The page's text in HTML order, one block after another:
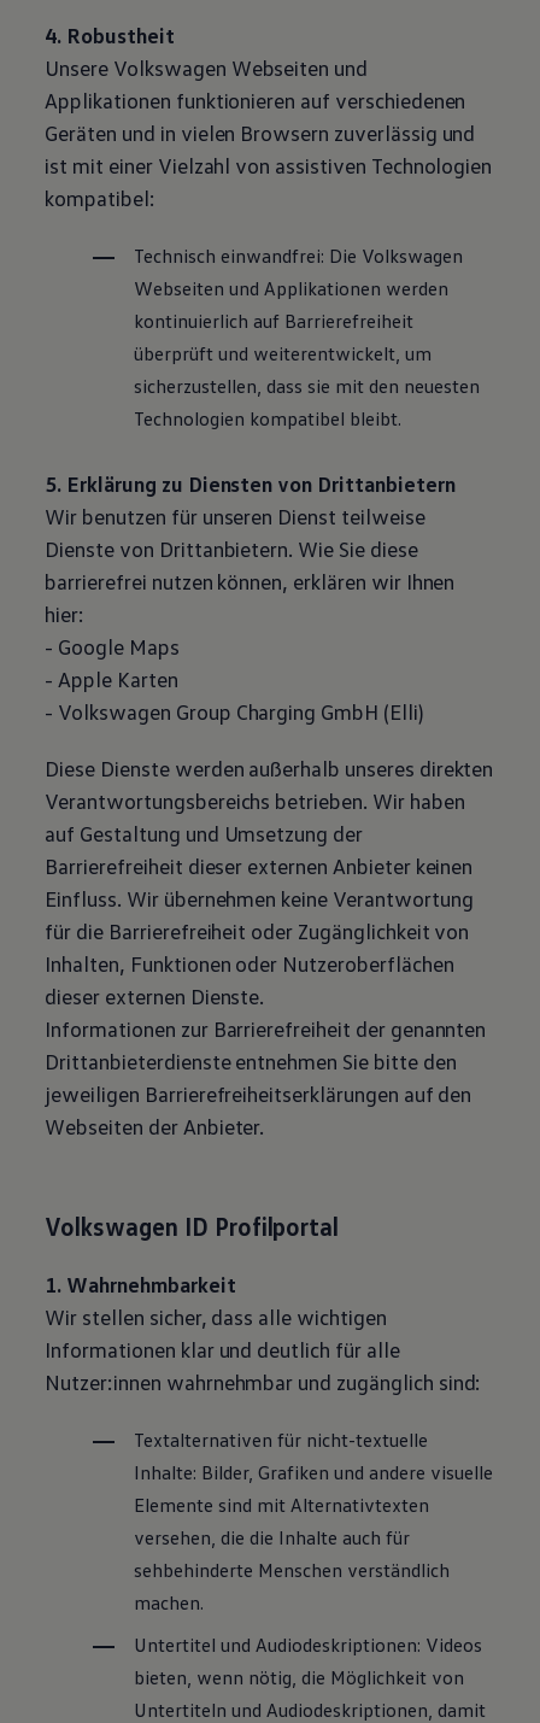
4. Robustheit
Unsere Volkswagen Webseiten und
Applikationen funktionieren auf verschiedenen
Geräten und in vielen Browsern zuverlässig und
ist mit einer Vielzahl von assistiven Technologien
kompatibel:
Technisch einwandfrei: Die Volkswagen
Webseiten und Applikationen werden
kontinuierlich auf Barrierefreiheit
überprüft und weiterentwickelt, um
sicherzustellen, dass sie mit den neuesten
Technologien kompatibel bleibt.
5. Erklärung zu Diensten von Drittanbietern
Wir benutzen für unseren Dienst teilweise
Dienste von Drittanbietern. Wie Sie diese
barrierefrei nutzen können, erklären wir Ihnen
hier:
- Google Maps
- Apple Karten
- Volkswagen Group Charging GmbH (Elli)
Diese Dienste werden außerhalb unseres direkten
Verantwortungsbereichs betrieben. Wir haben
auf Gestaltung und Umsetzung der
Barrierefreiheit dieser externen Anbieter keinen
Einfluss. Wir übernehmen keine Verantwortung
für die Barrierefreiheit oder Zugänglichkeit von
Inhalten, Funktionen oder Nutzeroberflächen
dieser externen Dienste.
Informationen zur Barrierefreiheit der genannten
Drittanbieterdienste entnehmen Sie bitte den
jeweiligen Barrierefreiheitserklärungen auf den
Webseiten der Anbieter.
Volkswagen ID Profilportal
1. Wahrnehmbarkeit
Wir stellen sicher, dass alle wichtigen
Informationen klar und deutlich für alle
Nutzer:innen wahrnehmbar und zugänglich sind:
Textalternativen für nicht-textuelle
Inhalte: Bilder, Grafiken und andere visuelle
Elemente sind mit Alternativtexten
versehen, die die Inhalte auch für
sehbehinderte Menschen verständlich
machen.
Untertitel und Audiodeskriptionen: Videos
bieten, wenn nötig, die Möglichkeit von
Untertiteln und Audiodeskriptionen, damit